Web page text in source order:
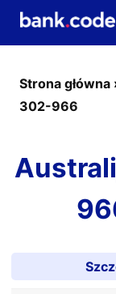
Strona główna
302-966